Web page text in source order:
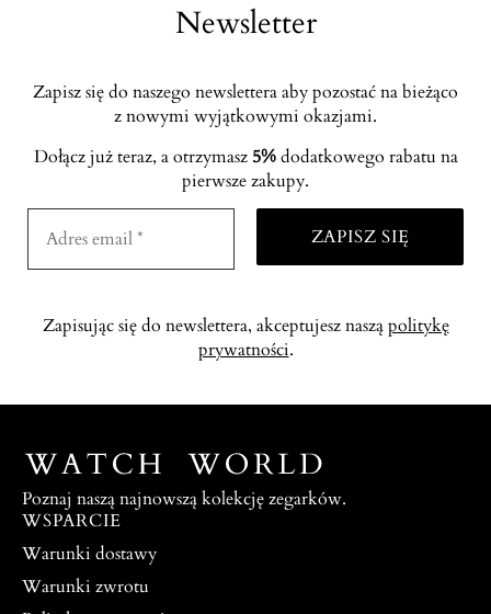
Newsletter
Zapisz się do naszego newslettera aby pozostać na bieżąco
z nowymi wyjątkowymi okazjami.
Dołącz już teraz, a otrzymasz 5%dodatkowego rabatu na
pierwsze zakupy.
Zapisując się do newslettera, akceptujesz nasząpolitykę
prywatności.
Poznaj naszą najnowszą kolekcję zegarków.
WSPARCIE
Warunki dostawy
Warunki zwrotu